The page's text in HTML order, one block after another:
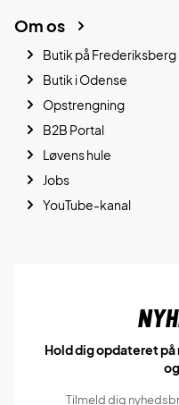
Om os
Butik på Frederiksberg
Butik i Odense
Opstrengning
B2B Portal
Løvens hule
Jobs
YouTube-kanal
Hold dig opdateret
Tilmeld dig